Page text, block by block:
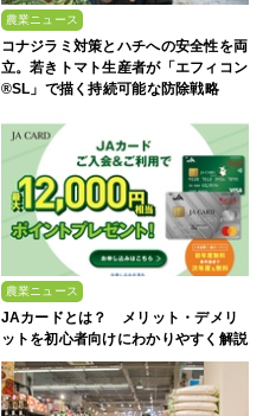
農業ニュース
コナジラミ対策とハチへの安全性を両
立。若きトマト生産者が「エフィコン
®SL」で描く持続可能な防除戦略
農業ニュース
JAカードとは？ メリット・デメリ
ットを初心者向けにわかりやすく解説